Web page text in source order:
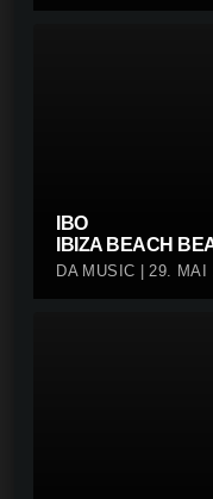
IBO
IBIZA BEACH
DA MUSIC | 29. MAI